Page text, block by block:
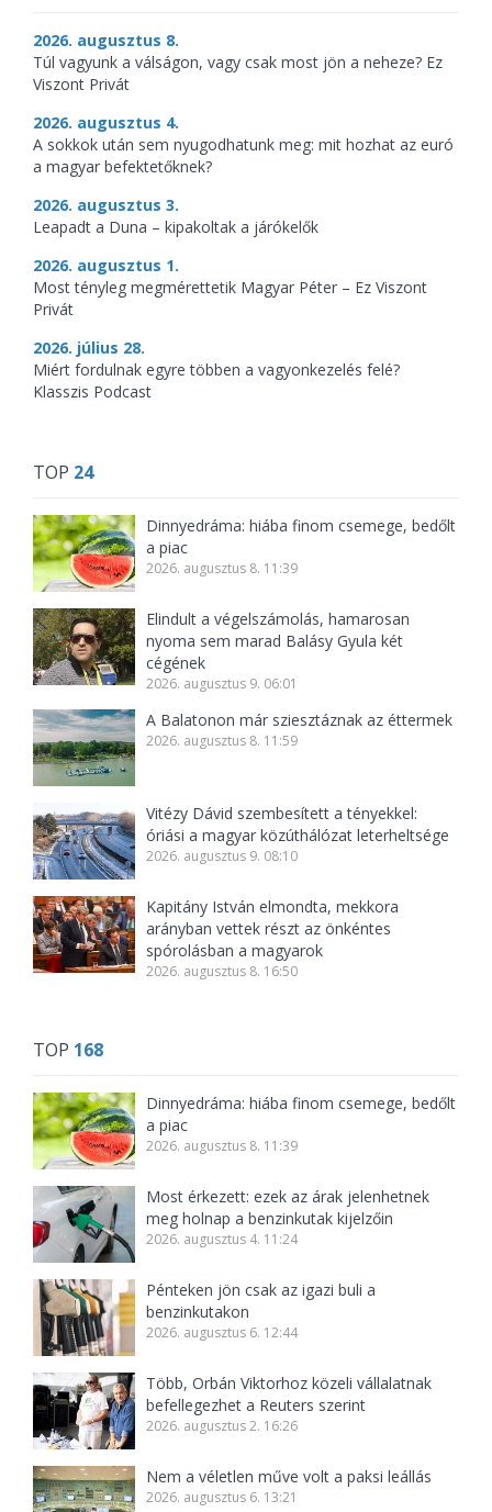
2026. augusztus 8.
Túl vagyunk a válságon, vagy csak most jön a neheze? Ez
Viszont Privát
2026. augusztus 4.
A sokkok után sem nyugodhatunk meg: mit hozhat az euró
a magyar befektetőknek?
2026. augusztus 3.
Leapadt a Duna – kipakoltak a járókelők
2026. augusztus 1.
Most tényleg megmérettetik Magyar Péter – Ez Viszont
Privát
2026. július 28.
Miért fordulnak egyre többen a vagyonkezelés felé?
Klasszis Podcast
TOP 24
Dinnyedráma: hiába finom csemege, bedőlt
a piac
2026. augusztus 8. 11:39
Elindult a végelszámolás, hamarosan
nyoma sem marad Balásy Gyula két
cégének
2026. augusztus 9. 06:01
A Balatonon már sziesztáznak az éttermek
2026. augusztus 8. 11:59
Vitézy Dávid szembesített a tényekkel:
óriási a magyar közúthálózat leterheltsége
2026. augusztus 9. 08:10
Kapitány István elmondta, mekkora
arányban vettek részt az önkéntes
spórolásban a magyarok
2026. augusztus 8. 16:50
TOP 168
Dinnyedráma: hiába finom csemege, bedőlt
a piac
2026. augusztus 8. 11:39
Most érkezett: ezek az árak jelenhetnek
meg holnap a benzinkutak kijelzőin
2026. augusztus 4. 11:24
Pénteken jön csak az igazi buli a
benzinkutakon
2026. augusztus 6. 12:44
Több, Orbán Viktorhoz közeli vállalatnak
befellegezhet a Reuters szerint
2026. augusztus 2. 16:26
Nem a véletlen műve volt a paksi leállás
2026. augusztus 6. 13:21